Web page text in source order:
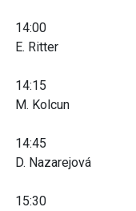
14:00
E. Ritter
14:15
M. Kolcun
14:45
D. Nazarejová
15:30